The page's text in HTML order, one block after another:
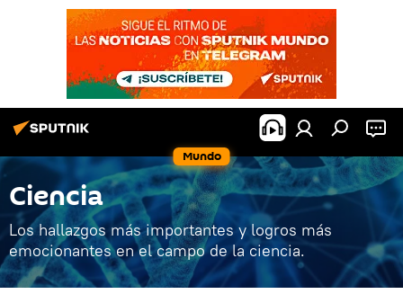
Mundo
Ciencia
Los hallazgos más importantes y logros más
emocionantes en el campo de la ciencia.